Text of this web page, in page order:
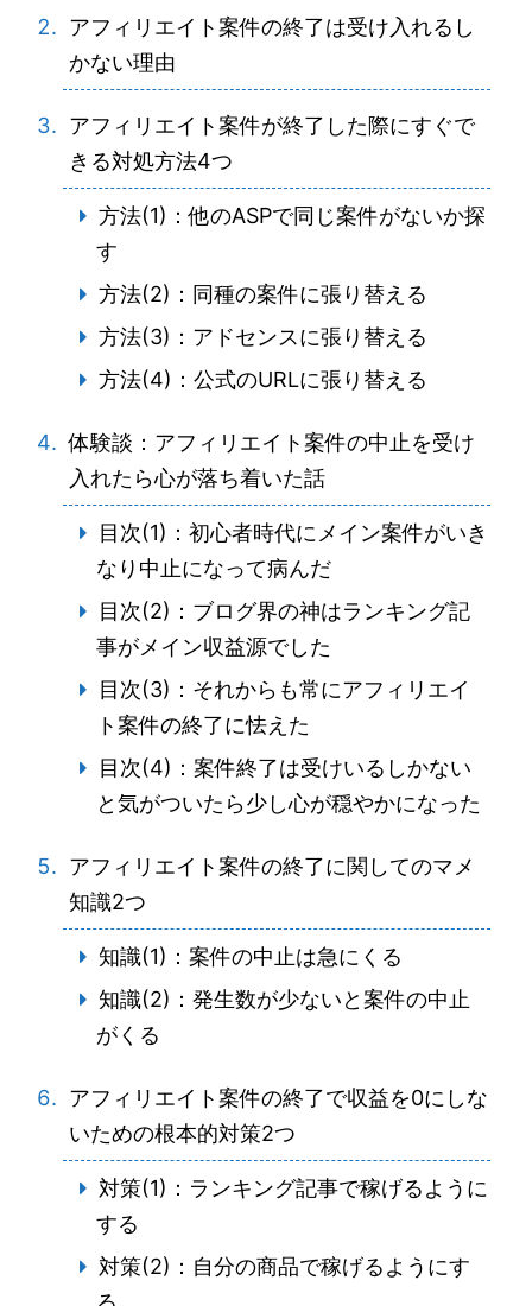
アフィリエイト案件の終了は受け入れるし
かない理由
アフィリエイト案件が終了した際にすぐで
きる対処方法4つ
方法(1)：他のASPで同じ案件がないか探
す
方法(2)：同種の案件に張り替える
方法(3)：アドセンスに張り替える
方法(4)：公式のURLに張り替える
体験談：アフィリエイト案件の中止を受け
入れたら心が落ち着いた話
目次(1)：初心者時代にメイン案件がいき
なり中止になって病んだ
目次(2)：ブログ界の神はランキング記
事がメイン収益源でした
目次(3)：それからも常にアフィリエイ
ト案件の終了に怯えた
目次(4)：案件終了は受けいるしかない
と気がついたら少し心が穏やかになった
アフィリエイト案件の終了に関してのマメ
知識2つ
知識(1)：案件の中止は急にくる
知識(2)：発生数が少ないと案件の中止
がくる
アフィリエイト案件の終了で収益を0にしな
いための根本的対策2つ
対策(1)：ランキング記事で稼げるように
する
対策(2)：自分の商品で稼げるようにす